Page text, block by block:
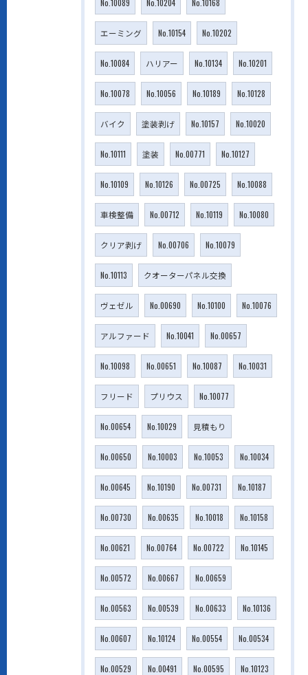
No.10089 No.10204 No.10168
エーミング No.10154 No.10202
No.10084 ハリアー No.10134 No.10201
No.10078 No.10056 No.10189 No.10128
バイク 塗装剥げ No.10157 No.10020
No.10111 塗装 No.00771 No.10127
No.10109 No.10126 No.00725 No.10088
車検整備 No.00712 No.10119 No.10080
クリア剥げ No.00706 No.10079
No.10113 クオーターパネル交換
ヴェゼル No.00690 No.10100 No.10076
アルファード No.10041 No.00657
No.10098 No.00651 No.10087 No.10031
フリード プリウス No.10077
No.00654 No.10029 見積もり
No.00650 No.10003 No.10053 No.10034
No.00645 No.10190 No.00731 No.10187
No.00730 No.00635 No.10018 No.10158
No.00621 No.00764 No.00722 No.10145
No.00572 No.00667 No.00659
No.00563 No.00539 No.00633 No.10136
No.00607 No.10124 No.00554 No.00534
No.00529 No.00491 No.00595 No.10123